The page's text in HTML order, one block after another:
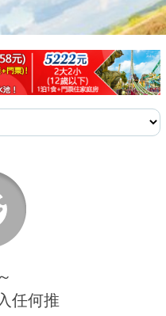
任何推